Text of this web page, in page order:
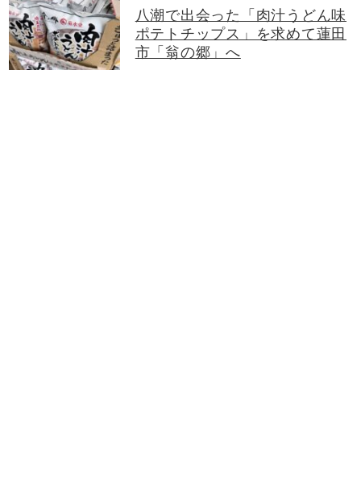
八潮で出会った「肉汁うどん味
ポテトチップス」を求めて蓮田
市「翁の郷」へ